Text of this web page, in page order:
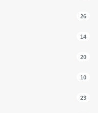
26
14
20
10
23